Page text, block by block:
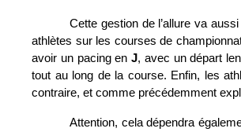
Cette gestion de l’allure va
athlètes sur les courses de
avoir un pacing en J, avec un départ
tout au long de la course. Enfin, les
contraire, et comme précédemment
Attention, cela dépendra